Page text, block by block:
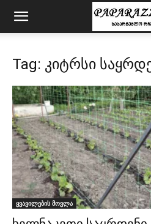
Tag: კიტრსი
ყვავილების მოვლა